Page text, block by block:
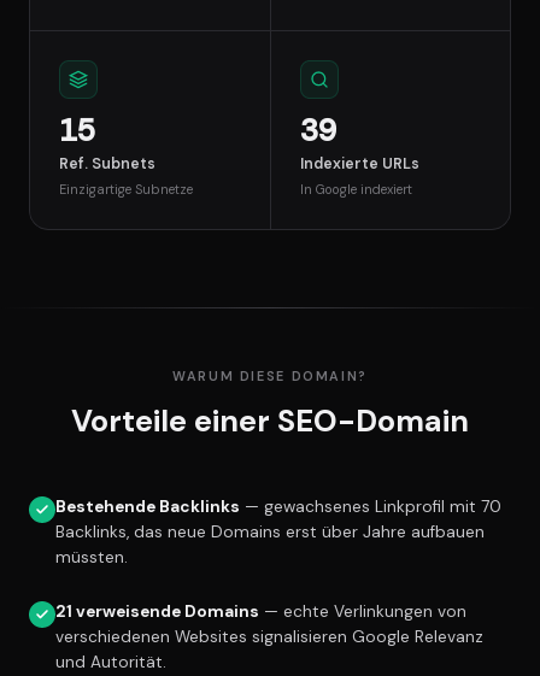
15
Ref. Subnets
Einzigartige Subnetze
39
Indexierte URLs
In Google indexiert
WARUM DIESE DOMAIN?
Vorteile einer SEO-Domain
Bestehende Backlinks — gewachsenes Linkprofil mit 70
Backlinks, das neue Domains erst über Jahre aufbauen
müssten.
21 verweisende Domains — echte Verlinkungen von
verschiedenen Websites signalisieren Google Relevanz
und Autorität.